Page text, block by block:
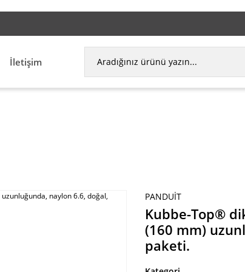
İletişim
PANDUIT
Kubbe-Top®
(160 mm)
paketi.